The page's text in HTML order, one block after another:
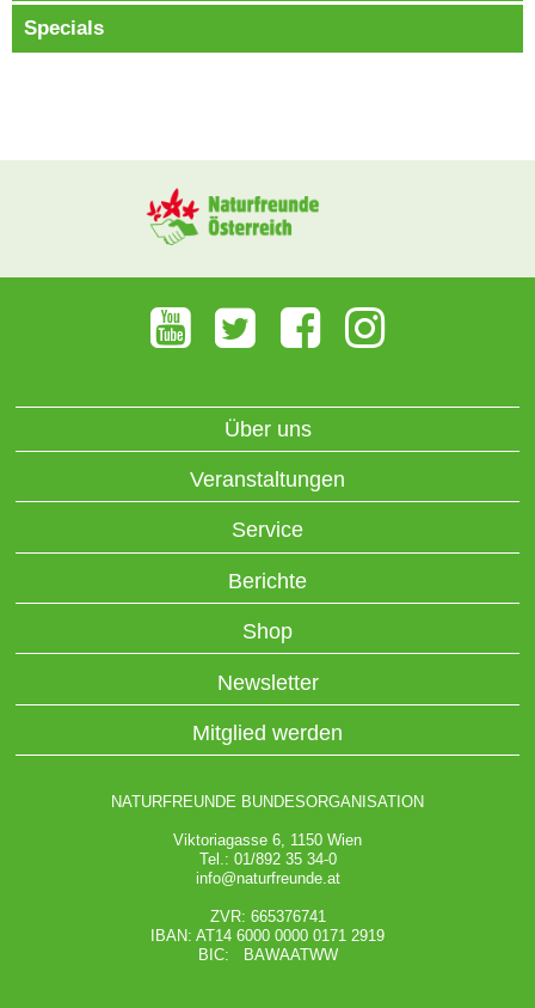
Specials
Über uns
Veranstaltungen
Service
Berichte
Shop
Newsletter
Mitglied werden
NATURFREUNDE BUNDESORGANISATION
Viktoriagasse 6, 1150 Wien
Tel.: 01/892 35 34-0
info@naturfreunde.at
ZVR: 665376741
IBAN: AT14 6000 0000 0171 2919
BIC: BAWAATWW